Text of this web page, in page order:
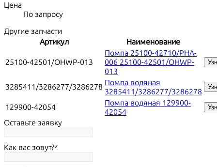
Цена
По запросу
Другие запчасти
Артикул
Наименование
25100-42501/OHWP-013
Помпа 25100-42710/PHA-
006 25100-42501/OHWP-
013
3285411/3286277/3286278 Помпа водяная
3285411/3286277/3286278
129900-42054
Помпа водяная 129900-
42054
Оставьте заявку
Как вас зовут?